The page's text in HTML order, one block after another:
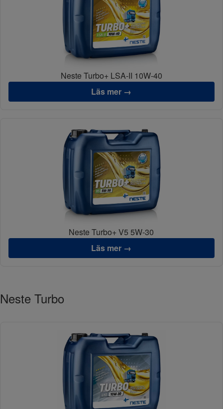
Neste Turbo+ LSA-II 10W-40
Läs mer →
Neste Turbo+ V5 5W-30
Läs mer →
Neste Turbo